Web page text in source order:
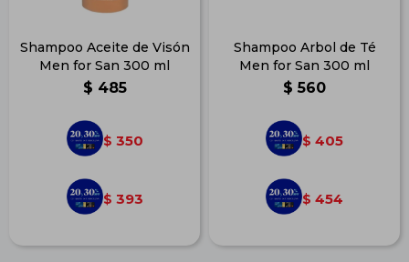
Shampoo Aceite de Visón
Men for San 300 ml
$ 485
$ 350
$ 393
Shampoo Arbol de Té
Men for San 300 ml
$ 560
$ 405
$ 454